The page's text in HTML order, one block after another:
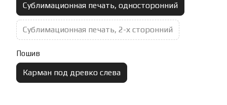
Сублимационная печать, односторонний
Сублимационная печать, 2-х сторонний
Пошив
Карман под древко слева